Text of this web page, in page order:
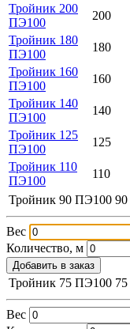
Тройник 200
ПЭ100
200
Тройник 180
ПЭ100
180
Тройник 160
ПЭ100
160
Тройник 140
ПЭ100
140
Тройник 125
ПЭ100
125
Тройник 110
ПЭ100
110
Тройник 90 ПЭ100 90
Вес
Количество, м
Добавить в заказ
Тройник 75 ПЭ100 75
Вес